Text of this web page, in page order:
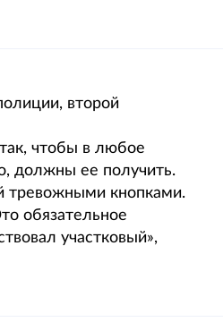
второй
чтобы в любое
должны ее получить.
тревожными кнопками.
обязательное
участковый»,